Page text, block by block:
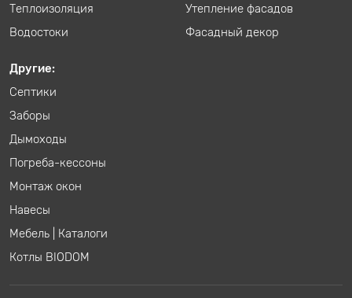
Теплоизоляция
Водостоки
Утепление фасадов
Фасадный декор
Другие:
Септики
Заборы
Дымоходы
Погреба-кессоны
Монтаж окон
Навесы
Мебель
Каталоги
Котлы BIODOM